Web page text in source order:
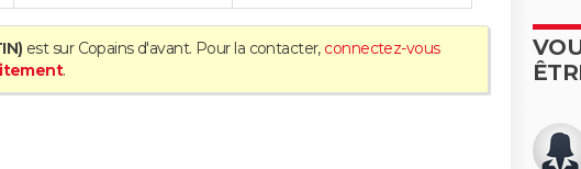
est sur Copains d'avant. Pour la contacter, connectez-vous
.